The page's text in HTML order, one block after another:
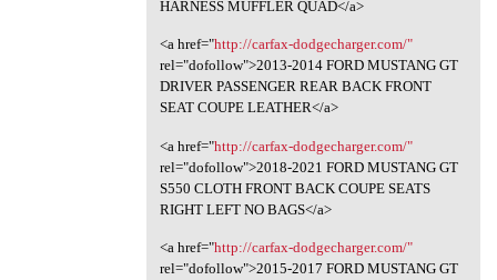
HARNESS MUFFLER QUAD</a>
<a href="http://carfax-dodgecharger.com/"
rel="dofollow">2013-2014 FORD MUSTANG GT
DRIVER PASSENGER REAR BACK FRONT
SEAT COUPE LEATHER</a>
<a href="http://carfax-dodgecharger.com/"
rel="dofollow">2018-2021 FORD MUSTANG GT
S550 CLOTH FRONT BACK COUPE SEATS
RIGHT LEFT NO BAGS</a>
<a href="http://carfax-dodgecharger.com/"
rel="dofollow">2015-2017 FORD MUSTANG GT